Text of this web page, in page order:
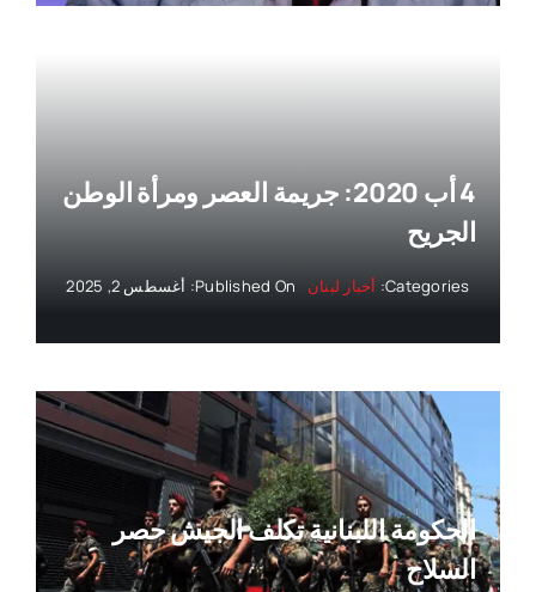
4 أب 2020: جريمة العصر ومرأة الوطن
الجريح
Categories: أخبار لبنان Published On: أغسطس 2, 2025
الحكومة اللبنانية تكلف الجيش حصر
السلاح